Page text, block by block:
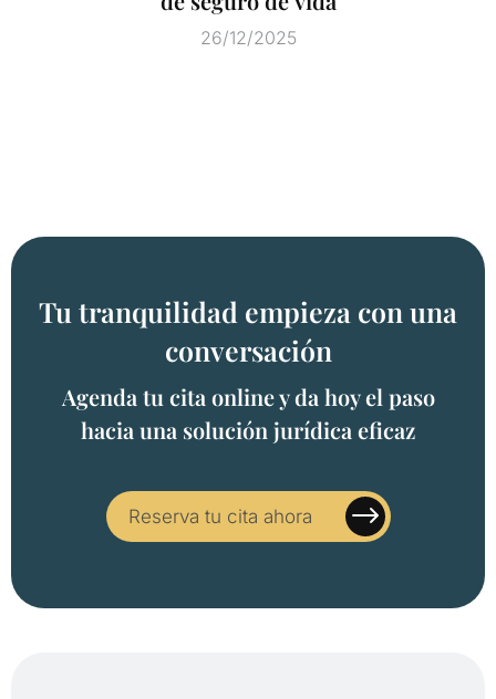
26/12/2025
Tu tranquilidad empieza con una
conversación
Agenda tu cita online y da hoy el paso
hacia una solución jurídica eficaz
Reserva tu cita ahora